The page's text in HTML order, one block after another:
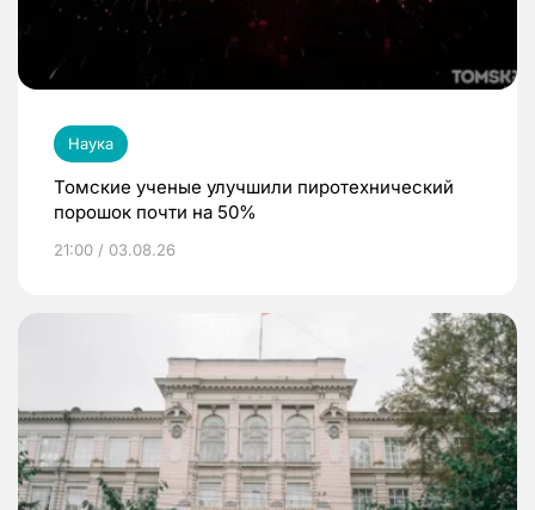
Наука
Томские ученые улучшили пиротехнический
порошок почти на 50%
21:00 / 03.08.26